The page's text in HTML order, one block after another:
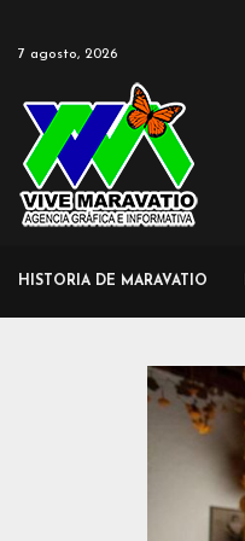
7 agosto, 2026
HISTORIA DE MARAVATIO